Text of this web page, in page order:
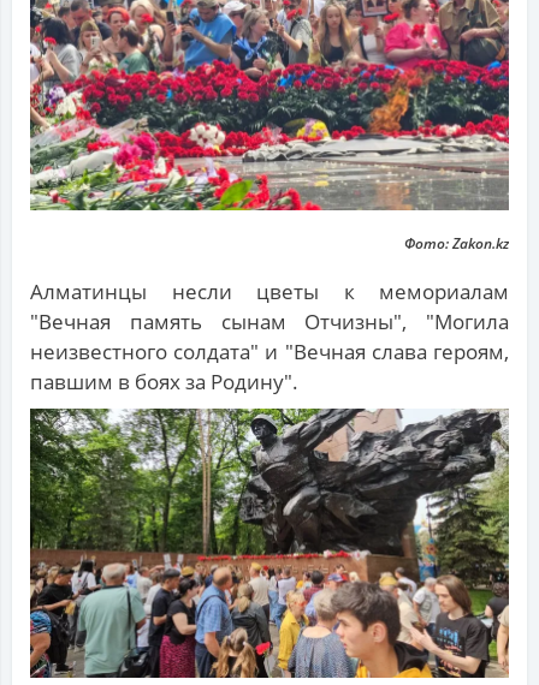
Фото: Zakon.kz
Алматинцы несли цветы к мемориалам
"Вечная память сынам Отчизны", "Могила
неизвестного солдата" и "Вечная слава героям,
павшим в боях за Родину".